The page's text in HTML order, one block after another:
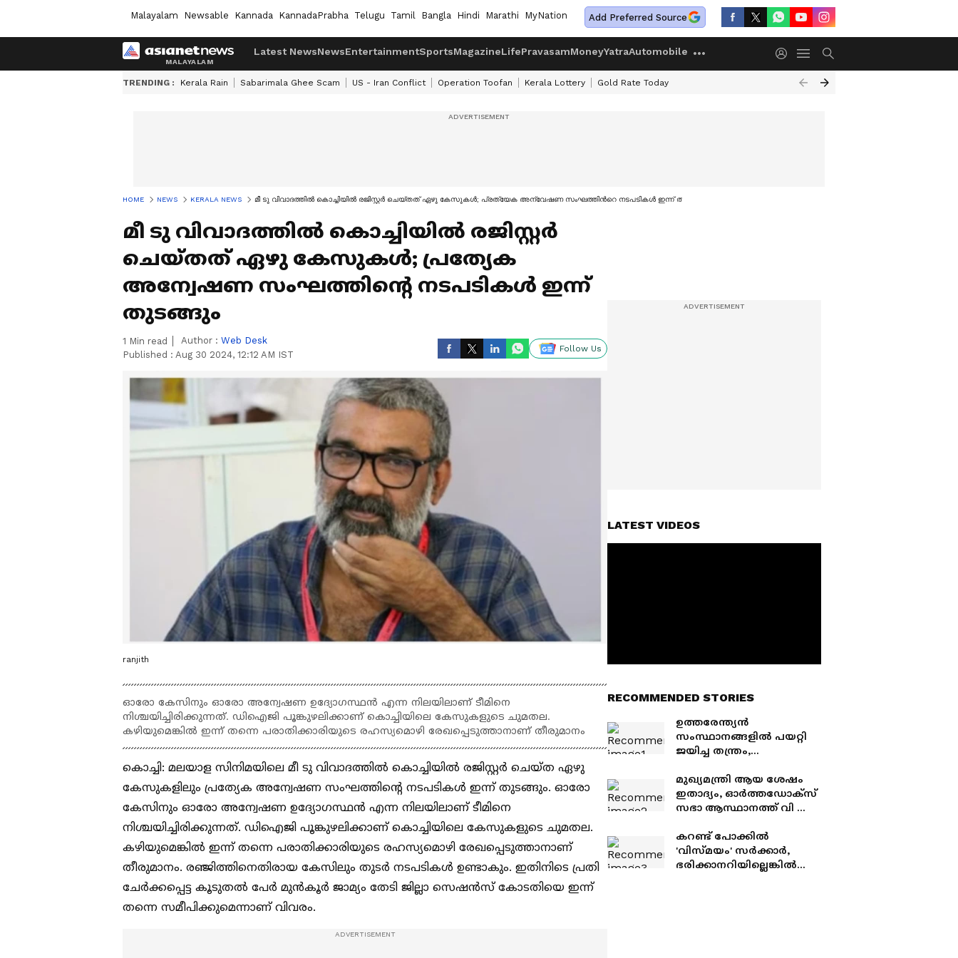
Malayalam Newsable Kannada KannadaPrabha Telugu Tamil Bangla Hindi Marathi MyNation Add Preferred Source
Latest NewsNewsEntertainmentSportsMagazineLifePravasamMoneyYatraAutomobile
TRENDING : Kerala Rain Sabarimala Ghee Scam US - Iran Conflict Operation Toofan Kerala Lottery Gold Rate Today
HOME NEWS KERALA NEWS മീ ടു വിവാദത്തിൽ കൊച്ചിയിൽ രജിസ്റ്റർ ചെയ്തത് ഏഴു കേസുകൾ; പ്രത്യേക അന്വേഷണ സംഘത്തിന്‍റെ നടപടികൾ ഇന്ന് തുടങ്ങും
മീ ടു വിവാദത്തിൽ കൊച്ചിയിൽ രജിസ്റ്റർ
ചെയ്തത് ഏഴു കേസുകൾ; പ്രത്യേക
അന്വേഷണ സംഘത്തിന്‍റെ നടപടികൾ ഇന്ന്
തുടങ്ങും
1 Min read Author : Web Desk
Published : Aug 30 2024, 12:12 AM IST
Follow Us
ranjith
ഓരോ കേസിനും ഓരോ അന്വേഷണ ഉദ്യോഗസ്ഥൻ എന്ന നിലയിലാണ് ടീമിനെ
നിശ്ചയിച്ചിരിക്കുന്നത്. ഡിഐജി പൂങ്കുഴലിക്കാണ് കൊച്ചിയിലെ കേസുകളുടെ ചുമതല.
കഴിയുമെങ്കിൽ ഇന്ന് തന്നെ പരാതിക്കാരിയുടെ രഹസ്യമൊഴി രേഖപ്പെടുത്താനാണ് തീരുമാനം
കൊച്ചി: മലയാള സിനിമയിലെ മീ ടു വിവാദത്തിൽ കൊച്ചിയിൽ രജിസ്റ്റർ ചെയ്ത ഏഴു
കേസുകളിലും പ്രത്യേക അന്വേഷണ സംഘത്തിന്‍റെ നടപടികൾ ഇന്ന് തുടങ്ങും. ഓരോ
കേസിനും ഓരോ അന്വേഷണ ഉദ്യോഗസ്ഥൻ എന്ന നിലയിലാണ് ടീമിനെ
നിശ്ചയിച്ചിരിക്കുന്നത്. ഡിഐജി പൂങ്കുഴലിക്കാണ് കൊച്ചിയിലെ കേസുകളുടെ ചുമതല.
കഴിയുമെങ്കിൽ ഇന്ന് തന്നെ പരാതിക്കാരിയുടെ രഹസ്യമൊഴി രേഖപ്പെടുത്താനാണ്
തീരുമാനം. രഞ്ജിത്തിനെതിരായ കേസിലും തുടർ നടപടികൾ ഉണ്ടാകും. ഇതിനിടെ പ്രതി
ചേർക്കപ്പെട്ട കൂടുതൽ പേർ മുൻകൂർ ജാമ്യം തേടി ജില്ലാ സെഷൻസ് കോടതിയെ ഇന്ന്
തന്നെ സമീപിക്കുമെന്നാണ് വിവരം.
LATEST VIDEOS
RECOMMENDED STORIES
ഉത്തരേന്ത്യൻ
സംസ്ഥാനങ്ങളിൽ പയറ്റി
ജയിച്ച തന്ത്രം,
കോൺഗ്രസ്
എംഎൽഎമാർക്ക്
മന്ത്രിസ്ഥാനം വാഗ്ദാനം
പിടിയിൽ
മുഖ്യമന്ത്രി ആയ ശേഷം
ഇതാദ്യം, ഓർത്തഡോക്സ്
സഭാ ആസ്ഥാനത്ത് വി ഡി
സഭാധ്യക്ഷൻ
കറണ്ട് പോക്കിൽ
'വിസ്മയം' സർക്കാർ,
ഭരിക്കാനറിയില്ലെങ്കിൽ